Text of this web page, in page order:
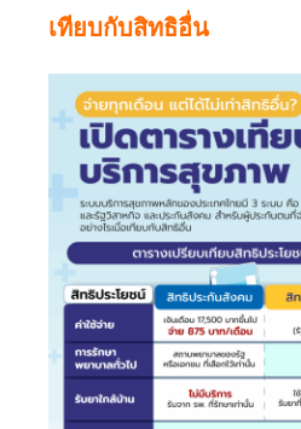
เทียบกับสิทธิอื่น